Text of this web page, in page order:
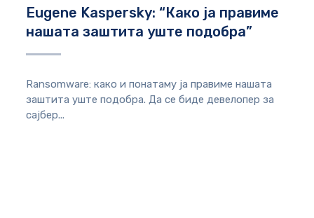
Eugene Kaspersky: “Како ја правиме
нашата заштита уште подобра”
Ransomware: како и понатаму ја правиме нашата
заштита уште подобра. Да се ​​биде девелопер за
сајбер...